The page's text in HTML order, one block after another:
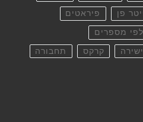
פן פיראטים
מספרים
קרקס תחבורה